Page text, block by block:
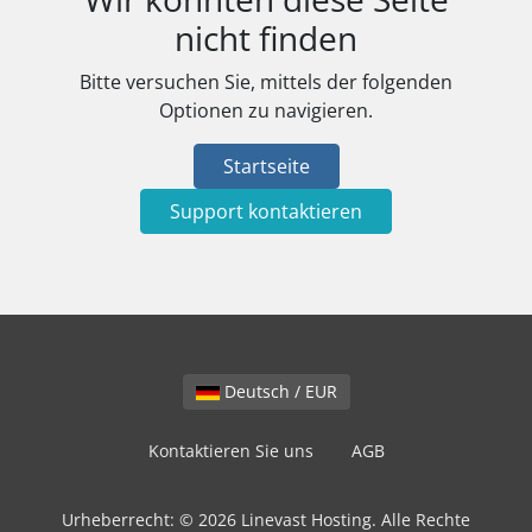
nicht finden
Bitte versuchen Sie, mittels der folgenden
Optionen zu navigieren.
Startseite
Support kontaktieren
Deutsch / EUR
Kontaktieren Sie uns AGB
Urheberrecht: © 2026 Linevast Hosting. Alle Rechte